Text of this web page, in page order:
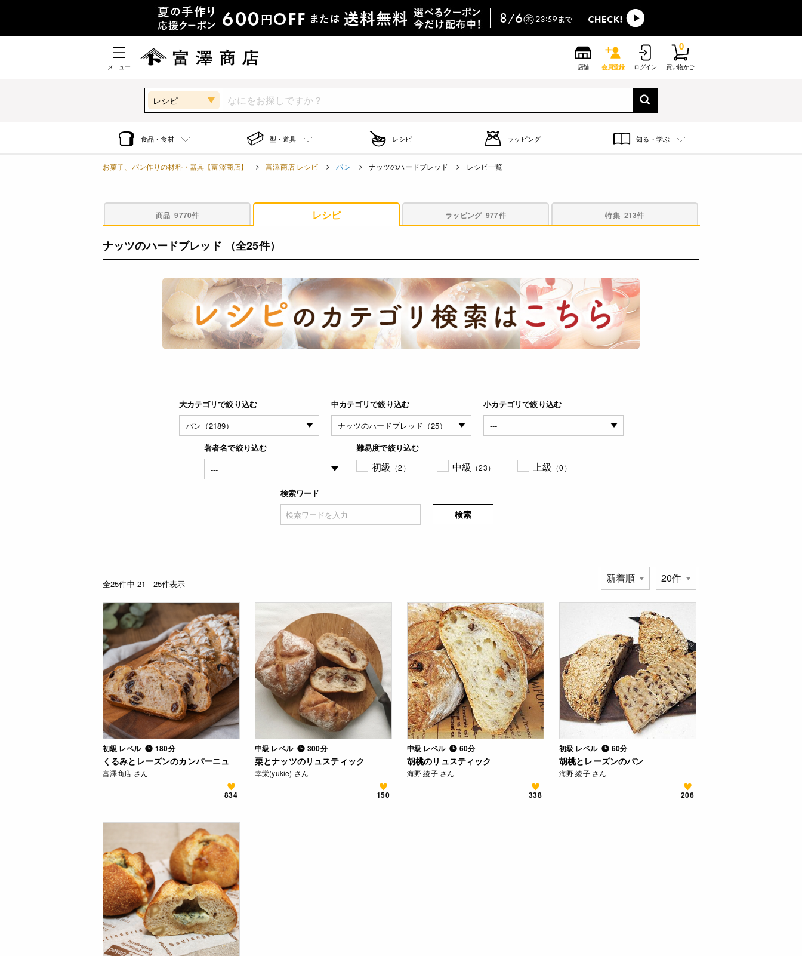
メニュー 店舗 会員登録 ログイン 買い物かご
0
レシピ
食品・食材 型・道具 レシピ ラッピング 知る・学ぶ
お菓子、パン作りの材料・器具【富澤商店】 富澤商店 レシピ パン ナッツのハードブレッド レシピ一覧
商品 9770件 レシピ ラッピング 977件 特集 213件
ナッツのハードブレッド （全25件）
大カテゴリで絞り込む 中カテゴリで絞り込む 小カテゴリで絞り込む
著者名で絞り込む 難易度で絞り込む
初級 （2） 中級 （23） 上級 （0）
検索ワード
検索
全25件中 21 - 25件表示
初級 レベル 180分
くるみとレーズンのカンパーニュ
富澤商店 さん
834
中級 レベル 300分
栗とナッツのリュスティック
幸栄(yukie) さん
150
中級 レベル 60分
胡桃のリュスティック
海野 綾子 さん
338
初級 レベル 60分
胡桃とレーズンのパン
海野 綾子 さん
206